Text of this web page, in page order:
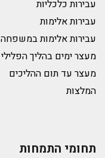
עבירות כלכליות
עבירות אלימות
עבירות אלימות במשפחה
מעצר ימים בהליך הפלילי
מעצר עד תום ההליכים
המלצות
תחומי התמחות